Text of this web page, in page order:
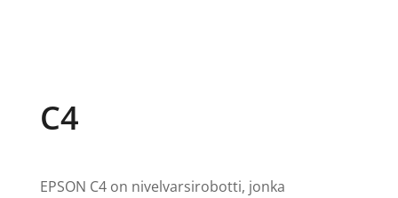
C4
EPSON C4 on nivelvarsirobotti, jonka